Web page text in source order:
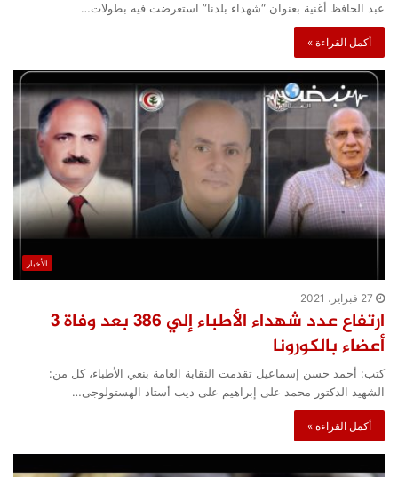
عبد الحافظ أغنية بعنوان “شهداء بلدنا” استعرضت فيه بطولات…
أكمل القراءة »
الأخبار
27 فبراير، 2021
ارتفاع عدد شهداء الأطباء إلي 386 بعد وفاة 3
أعضاء بالكورونا
كتب: أحمد حسن إسماعيل تقدمت النقابة العامة بنعي الأطباء، كل من:
الشهيد الدكتور محمد على إبراهيم على ديب أستاذ الهستولوجى…
أكمل القراءة »